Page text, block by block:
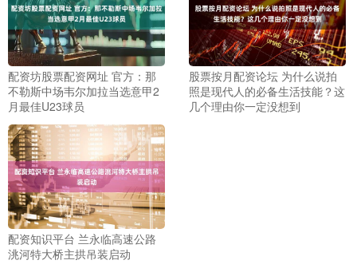
配资坊股票配资网址 官方：那
不勒斯中场韦尔加拉当选意甲2
月最佳U23球员
股票按月配资论坛 为什么说拍
照是现代人的必备生活技能？这
几个理由你一定没想到
配资知识平台 兰永临高速公路
洮河特大桥主拱吊装启动